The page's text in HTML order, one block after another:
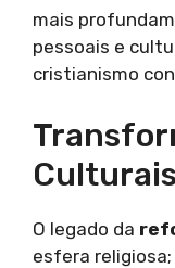
mais
pessoais e
cristianismo
Culturais
O legado da
esfera